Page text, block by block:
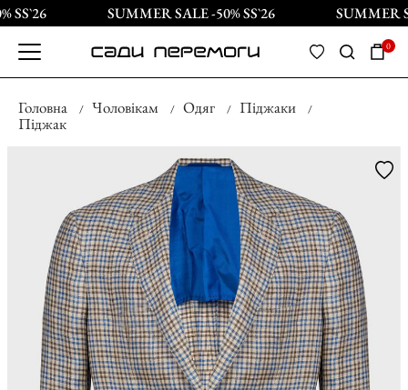
SS`26 SUMMER SALE -50% SS`26 SUMMER
0
Головна Чоловікам Одяг
Піджаки
Піджак